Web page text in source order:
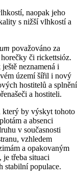
naopak jeho
s nižší vlhkostí a
považováno za
či rickettsióz.
neznamená i
území šířil i nový
hostitelů a splnění
a hostiteli.
který by výskyt tohoto
a absenci
v současnosti
vzhledem
a opakovaným
třeba situaci
stabilní populace.